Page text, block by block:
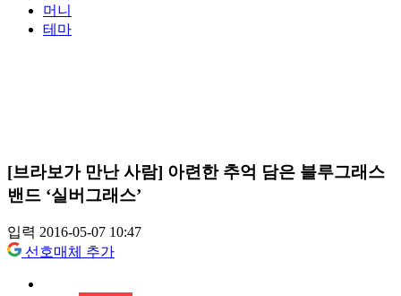
머니
테마
[브라보가 만난 사람] 아련한 추억 담은 블루그래스
밴드 ‘실버그래스’
입력 2016-05-07 10:47
선호매체 추가